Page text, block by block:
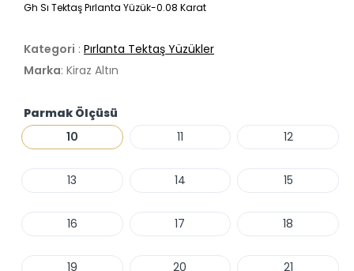
Gh Sı Tektaş Pırlanta Yüzük-0.08 Karat
Kategori : Pırlanta Tektaş Yüzükler
Marka: Kiraz Altın
Parmak Ölçüsü
10
11 12
13 14 15
16 17 18
19 20 21